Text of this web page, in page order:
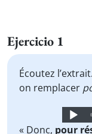
Ejercicio 1
Écoutez
on remplacer
Audio
Player
« Donc, pour